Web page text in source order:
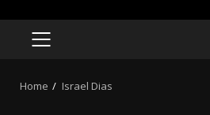
PRIMARY
Home Israel Dias